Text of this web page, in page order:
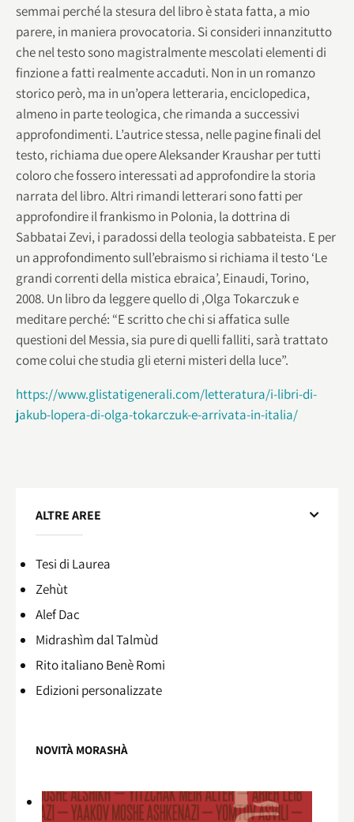
semmai perché la stesura del libro è stata fatta, a mio
parere, in maniera provocatoria. Si consideri innanzitutto
che nel testo sono magistralmente mescolati elementi di
finzione a fatti realmente accaduti. Non in un romanzo
storico però, ma in un’opera letteraria, enciclopedica,
almeno in parte teologica, che rimanda a successivi
approfondimenti. L’autrice stessa, nelle pagine finali del
testo, richiama due opere Aleksander Kraushar per tutti
coloro che fossero interessati ad approfondire la storia
narrata del libro. Altri rimandi letterari sono fatti per
approfondire il frankismo in Polonia, la dottrina di
Sabbatai Zevi, i paradossi della teologia sabbateista. E per
un approfondimento sull’ebraismo si richiama il testo ‘Le
grandi correnti della mistica ebraica’, Einaudi, Torino,
2008. Un libro da leggere quello di ,Olga Tokarczuk e
meditare perché: “E scritto che chi si affatica sulle
questioni del Messia, sia pure di quelli falliti, sarà trattato
come colui che studia gli eterni misteri della luce”.
https://www.glistatigenerali.com/letteratura/i-libri-di-
jakub-lopera-di-olga-tokarczuk-e-arrivata-in-italia/
ALTRE AREE
Tesi di Laurea
Zehùt
Alef Dac
Midrashìm dal Talmùd
Rito italiano Benè Romi​
Edizioni personalizzate
NOVITÀ MORASHÀ